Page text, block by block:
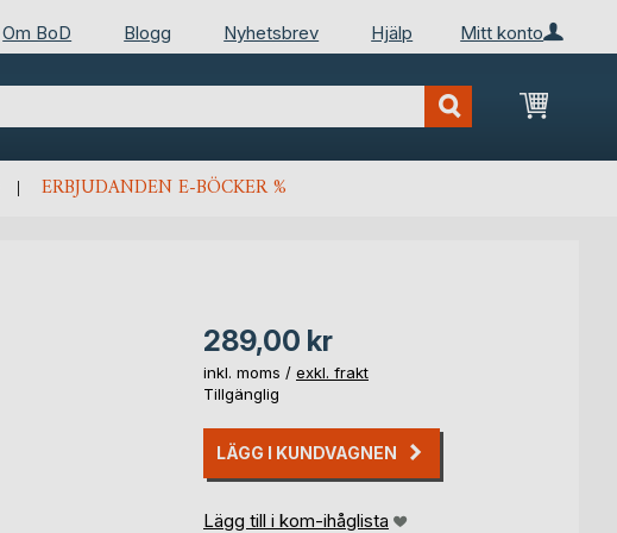
Mitt konto
Om BoD Blogg Nyhetsbrev Hjälp
Min
ERBJUDANDEN E-BÖCKER %
289,00 kr
inkl. moms / exkl. frakt
Tillgänglig
LÄGG I KUNDVAGNEN
Lägg till i kom-ihåglista